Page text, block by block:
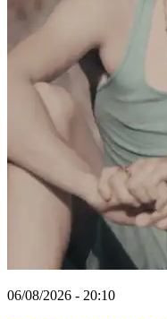
06/08/2026 - 20:10